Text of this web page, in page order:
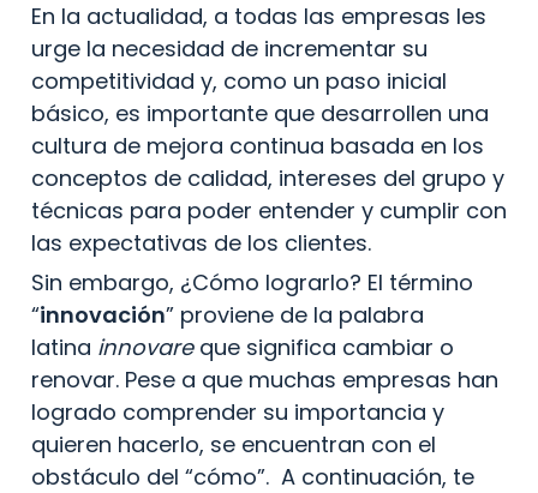
En la actualidad, a todas las empresas les
urge la necesidad de incrementar su
competitividad y, como un paso inicial
básico, es importante que desarrollen una
cultura de mejora continua basada en los
conceptos de calidad, intereses del grupo y
técnicas para poder entender y cumplir con
las expectativas de los clientes.
Sin embargo, ¿Cómo lograrlo? El término
“innovación” proviene de la palabra
latina innovare que significa cambiar o
renovar. Pese a que muchas empresas han
logrado comprender su importancia y
quieren hacerlo, se encuentran con el
obstáculo del “cómo”.  A continuación, te